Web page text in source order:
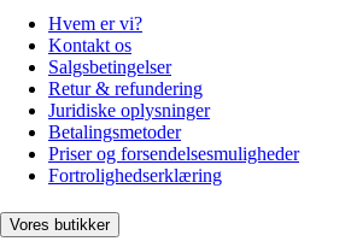
Hvem er vi?
Kontakt os
Salgsbetingelser
Retur & refundering
Juridiske oplysninger
Betalingsmetoder
Priser og forsendelsesmuligheder
Fortrolighedserklæring
Vores butikker